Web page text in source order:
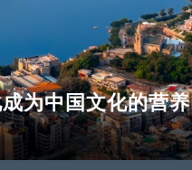
为中国文化的营养